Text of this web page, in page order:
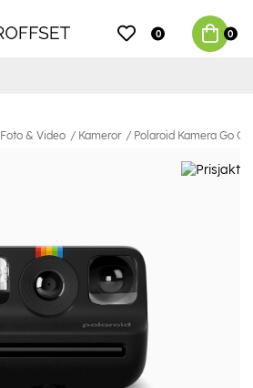
0 0
Foto & Video Kameror Polaroid Kamera Go